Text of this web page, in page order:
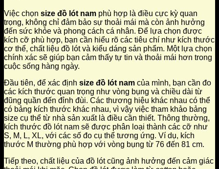
Việc chọn size đồ lót nam phù hợp là điều cực kỳ quan
trọng, không chỉ đảm bảo sự thoải mái mà còn ảnh hưởng
đến sức khỏe và phong cách cá nhân. Để lựa chọn được
kích cỡ phù hợp, bạn cần hiểu rõ các tiêu chí như kích thước
cơ thể, chất liệu đồ lót và kiểu dáng sản phẩm. Một lựa chọn
chính xác sẽ giúp bạn cảm thấy tự tin và thoải mái hơn trong
cuộc sống hàng ngày.
Đầu tiên, để xác định size đồ lót nam của mình, bạn cần đo
các kích thước quan trọng như vòng bụng và chiều dài từ
đũng quần đến đỉnh đùi. Các thương hiệu khác nhau có thể
có bảng kích thước khác nhau, vì vậy việc tham khảo bảng
size cụ thể từ nhà sản xuất là điều cần thiết. Thông thường,
kích thước đồ lót nam sẽ được phân loại thành các cỡ như
S, M, L, XL, với các số đo cụ thể tương ứng. Ví dụ, kích
thước M thường phù hợp với vòng bụng từ 76 đến 81 cm.
Tiếp theo, chất liệu của đồ lót cũng ảnh hưởng đến cảm giác